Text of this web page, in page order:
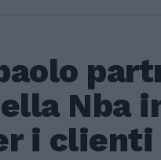
Nba
i clienti